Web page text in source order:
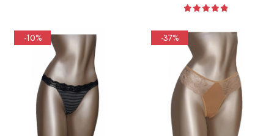
-10% -37%